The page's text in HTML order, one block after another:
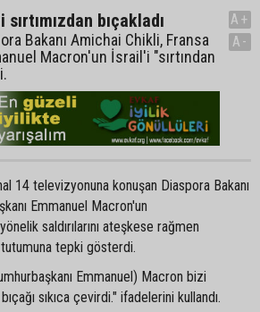
bıçakladı
Bakanı Amichai Chikli, Fransa
Macron'un İsrail'i "sırtından
A+
A-
14 televizyonuna konuşan Diaspora Bakanı
Emmanuel Macron'un
saldırılarını ateşkese rağmen
tutumuna tepki gösterdi.
Emmanuel) Macron bizi
sıkıca çevirdi." ifadelerini kullandı.